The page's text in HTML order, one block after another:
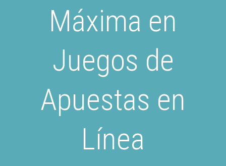
Máxima en
Juegos de
Apuestas en
Línea